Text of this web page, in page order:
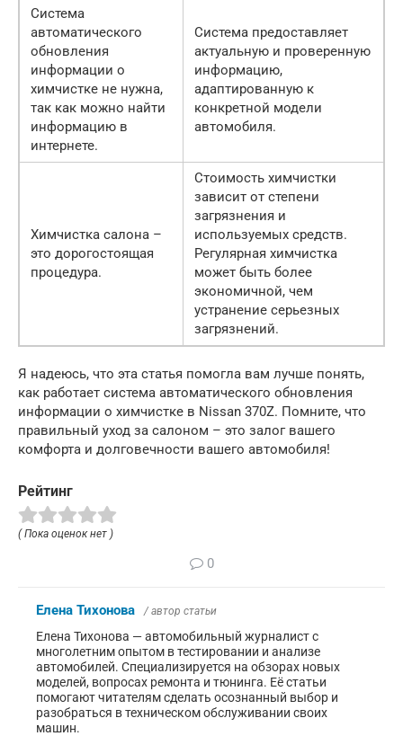
Система
автоматического
обновления
информации о
химчистке не нужна,
так как можно найти
информацию в
интернете.
Система предоставляет
актуальную и проверенную
информацию,
адаптированную к
конкретной модели
автомобиля.
Химчистка салона –
это дорогостоящая
процедура.
Стоимость химчистки
зависит от степени
загрязнения и
используемых средств.
Регулярная химчистка
может быть более
экономичной, чем
устранение серьезных
загрязнений.
Я надеюсь, что эта статья помогла вам лучше понять,
как работает система автоматического обновления
информации о химчистке в Nissan 370Z. Помните, что
правильный уход за салоном – это залог вашего
комфорта и долговечности вашего автомобиля!
Рейтинг
( Пока оценок нет )
0
Елена Тихонова / автор статьи
Елена Тихонова — автомобильный журналист с
многолетним опытом в тестировании и анализе
автомобилей. Специализируется на обзорах новых
моделей, вопросах ремонта и тюнинга. Её статьи
помогают читателям сделать осознанный выбор и
разобраться в техническом обслуживании своих
машин.